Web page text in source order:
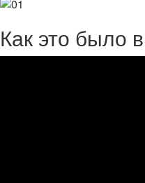
Как это было